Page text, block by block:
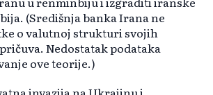
(Središnja banka Irana ne
o valutnoj strukturi svojih
Nedostatak podataka
ove teorije.)